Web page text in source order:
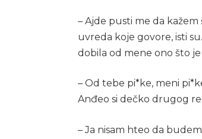
– Ajde pusti me da kažem
uvreda koje govore, isti
dobila od mene ono što
– Od tebe pi*ke, meni
Anđeo si dečko drugog
– Ja nisam hteo da